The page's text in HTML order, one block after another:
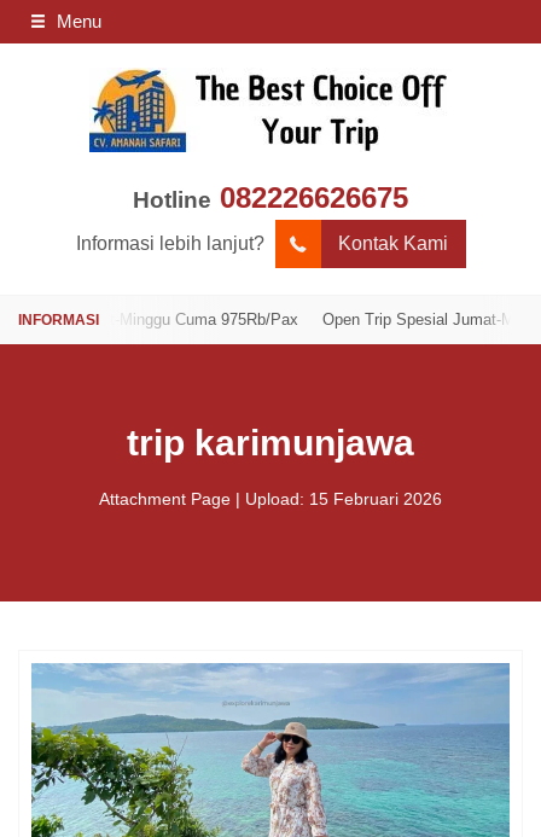
Menu
Hotline 082226626675
Informasi lebih lanjut? Kontak Kami
Jumat-Minggu Cuma 975Rb/Pax Open Trip Spesial Jumat-Minggu
trip karimunjawa
Attachment Page | Upload: 15 Februari 2026